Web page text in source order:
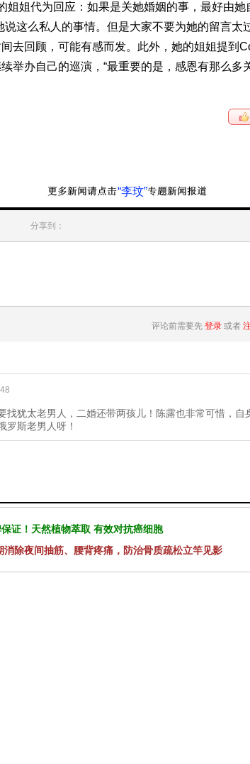
姐代为回应：如果是关她婚姻的事，最好由她
说这么私人的事情。但是大家不要为她的留言太
去回顾，可能有感而发。此外，她的姐姐提到
举办自己的巡演，“最重要的是，感恩有那么多
“李玟”
分享到：
评论前需要先 登录 或者
找犹太老男人，二婚还带两孩儿！陈露也非常可惜，自
罗斯老男人呀！
证！天然植物萃取 有效对抗癌细胞
除夜间抽筋、腰背疼痛，防治骨质疏松立竿见影